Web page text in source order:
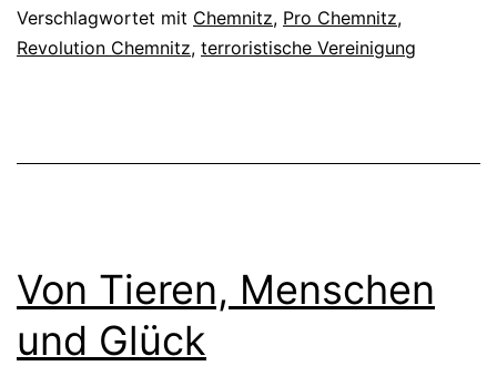
Verschlagwortet mit Chemnitz, Pro Chemnitz,
Revolution Chemnitz, terroristische Vereinigung
Von Tieren, Menschen
und Glück